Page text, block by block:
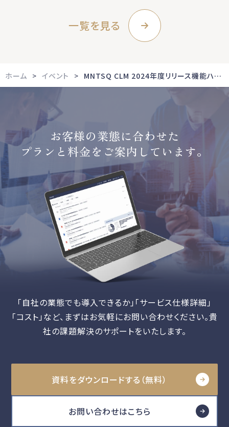
一覧を見る
ホーム イベント MNTSQ CLM 2024年度リリース機能ハイライト
お客様の業態に合わせた
プランと料金をご案内しています。
「自社の業態でも導入できるか」「サービス仕様詳細」
「コスト」など、 まずはお気軽にお問い合わせください。貴
社の課題解決のサポートをいたします。
資料をダウンロードする（無料）
お問い合わせはこちら